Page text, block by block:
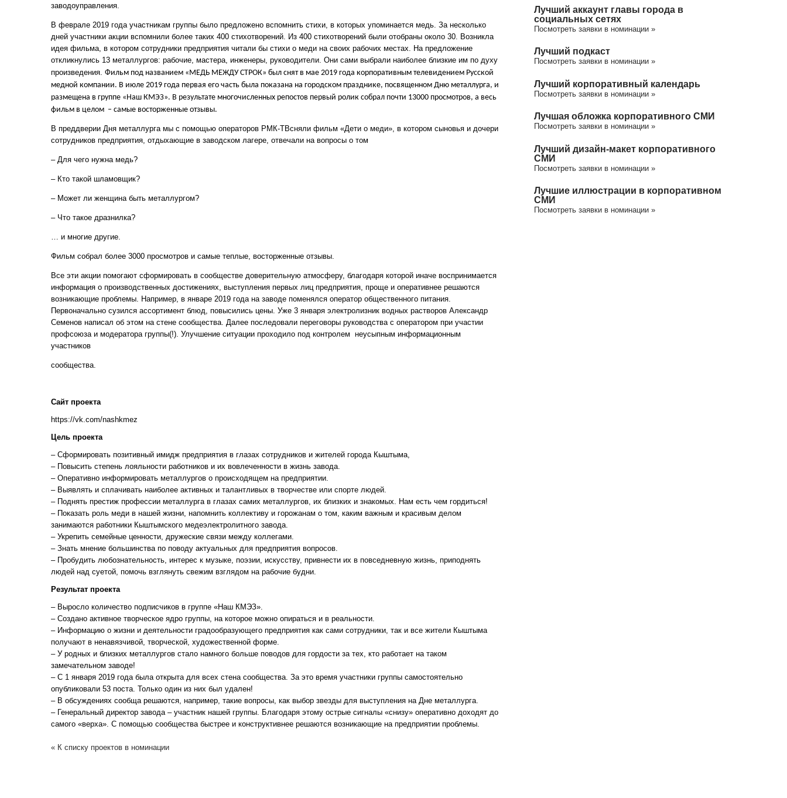
заводоуправления.
В феврале 2019 года участникам группы было предложено вспомнить стихи, в которых упоминается медь. За несколько
дней участники акции вспомнили более таких 400 стихотворений. Из 400 стихотворений были отобраны около 30. Возникла
идея фильма, в котором сотрудники предприятия читали бы стихи о меди на своих рабочих местах. На предложение
откликнулись 13 металлургов: рабочие, мастера, инженеры, руководители. Они сами выбрали наиболее близкие им по духу
произведения. Фильм под названием «МЕДЬ МЕЖДУ СТРОК» был снят в мае 2019 года корпоративным телевидением Русской
медной компании. В июле 2019 года первая его часть была показана на городском празднике, посвященном Дню металлурга, и
размещена в группе «Наш КМЭЗ». В результате многочисленных репостов первый ролик собрал почти 13000 просмотров, а весь
фильм в целом – самые восторженные отзывы.
В преддверии Дня металлурга мы с помощью операторов РМК-ТВсняли фильм «Дети о меди», в котором сыновья и дочери
сотрудников предприятия, отдыхающие в заводском лагере, отвечали на вопросы о том
– Для чего нужна медь?
– Кто такой шламовщик?
– Может ли женщина быть металлургом?
– Что такое дразнилка?
… и многие другие.
Фильм собрал более 3000 просмотров и самые теплые, восторженные отзывы.
Все эти акции помогают сформировать в сообществе доверительную атмосферу, благодаря которой иначе воспринимается
информация о производственных достижениях, выступления первых лиц предприятия, проще и оперативнее решаются
возникающие проблемы. Например, в январе 2019 года на заводе поменялся оператор общественного питания.
Первоначально сузился ассортимент блюд, повысились цены. Уже 3 января электролизник водных растворов Александр
Семенов написал об этом на стене сообщества. Далее последовали переговоры руководства с оператором при участии
профсоюза и модератора группы(!). Улучшение ситуации проходило под контролем неусыпным информационным
участников
сообщества.
Сайт проекта
https://vk.com/nashkmez
Цель проекта
– Сформировать позитивный имидж предприятия в глазах сотрудников и жителей города Кыштыма,
– Повысить степень лояльности работников и их вовлеченности в жизнь завода.
– Оперативно информировать металлургов о происходящем на предприятии.
– Выявлять и сплачивать наиболее активных и талантливых в творчестве или спорте людей.
– Поднять престиж профессии металлурга в глазах самих металлургов, их близких и знакомых. Нам есть чем гордиться!
– Показать роль меди в нашей жизни, напомнить коллективу и горожанам о том, каким важным и красивым делом
занимаются работники Кыштымского медеэлектролитного завода.
– Укрепить семейные ценности, дружеские связи между коллегами.
– Знать мнение большинства по поводу актуальных для предприятия вопросов.
– Пробудить любознательность, интерес к музыке, поэзии, искусству, привнести их в повседневную жизнь, приподнять
людей над суетой, помочь взглянуть свежим взглядом на рабочие будни.
Результат проекта
– Выросло количество подписчиков в группе «Наш КМЭЗ».
– Создано активное творческое ядро группы, на которое можно опираться и в реальности.
– Информацию о жизни и деятельности градообразующего предприятия как сами сотрудники, так и все жители Кыштыма
получают в ненавязчивой, творческой, художественной форме.
– У родных и близких металлургов стало намного больше поводов для гордости за тех, кто работает на таком
замечательном заводе!
– С 1 января 2019 года была открыта для всех стена сообщества. За это время участники группы самостоятельно
опубликовали 53 поста. Только один из них был удален!
– В обсуждениях сообща решаются, например, такие вопросы, как выбор звезды для выступления на Дне металлурга.
– Генеральный директор завода – участник нашей группы. Благодаря этому острые сигналы «снизу» оперативно доходят до
самого «верха». С помощью сообщества быстрее и конструктивнее решаются возникающие на предприятии проблемы.
« К списку проектов в номинации
Лучший аккаунт главы города в
социальных сетях
Посмотреть заявки в номинации »
Лучший подкаст
Посмотреть заявки в номинации »
Лучший корпоративный календарь
Посмотреть заявки в номинации »
Лучшая обложка корпоративного СМИ
Посмотреть заявки в номинации »
Лучший дизайн-макет корпоративного
СМИ
Посмотреть заявки в номинации »
Лучшие иллюстрации в корпоративном
СМИ
Посмотреть заявки в номинации »